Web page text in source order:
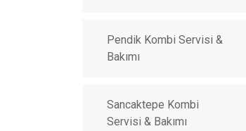
Pendik Kombi Servisi &
Bakımı
Sancaktepe Kombi
Servisi & Bakımı